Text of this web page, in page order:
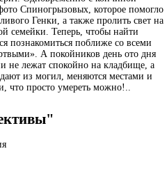
Спиногрызовых, которое помогло
Генки, а также пролить свет на
семейки. Теперь, чтобы найти
познакомиться поближе со всеми
А покойников день ото дня
не лежат спокойно на кладбище, а
из могил, меняются местами и
что просто умереть можно!..